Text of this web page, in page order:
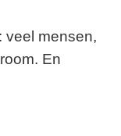
veel mensen,
En